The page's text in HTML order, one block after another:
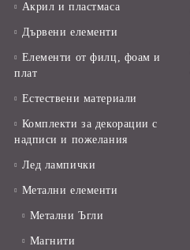
Акрил и пластмаса
Дървени елементи
Елементи от филц, фоам и
плат
Естествени материали
Комплекти за декорации с
надписи и пожелания
Лед лампички
Метални елементи
Метални Ъгли
Магнити